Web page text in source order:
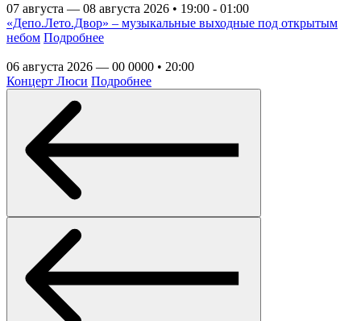
07 августа — 08 августа 2026 • 19:00 - 01:00
«Депо.Лето.Двор» – музыкальные выходные под открытым
небом Подробнее
06 августа 2026 — 00 0000 • 20:00
Концерт Люси Подробнее